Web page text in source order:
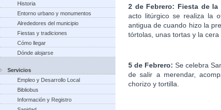
Historia
Entorno urbano y monumentos
Alrededores del municipio
Fiestas y tradiciones
Cómo llegar
Dónde alojarse
Servicios
Empleo y Desarrollo Local
Bibliobus
Información y Registro
2 de Febrero: Fiesta de la
acto litúrgico se realiza la
antigua de cuando hizo la
tórtolas, unas tortas y la cera
5 de Febrero:Se celebra
de salir a merendar,
chorizo y tortilla.